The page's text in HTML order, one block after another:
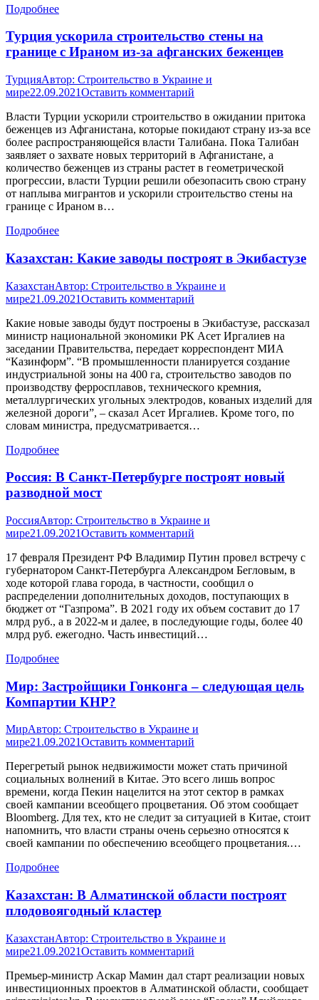
Подробнее
Турция ускорила строительство стены на
границе с Ираном из-за афганских беженцев
ТурцияАвтор: Строительство в Украине и
мире22.09.2021Оставить комментарий
Власти Турции ускорили строительство в ожидании притока
беженцев из Афганистана, которые покидают страну из-за все
более распространяющейся власти Талибана. Пока Талибан
заявляет о захвате новых территорий в Афганистане, а
количество беженцев из страны растет в геометрической
прогрессии, власти Турции решили обезопасить свою страну
от наплыва мигрантов и ускорили строительство стены на
границе с Ираном в…
Подробнее
Казахстан: Какие заводы построят в Экибастузе
КазахстанАвтор: Строительство в Украине и
мире21.09.2021Оставить комментарий
Какие новые заводы будут построены в Экибастузе, рассказал
министр национальной экономики РК Асет Иргалиев на
заседании Правительства, передает корреспондент МИА
“Казинформ”. “В промышленности планируется создание
индустриальной зоны на 400 га, строительство заводов по
производству ферросплавов, технического кремния,
металлургических угольных электродов, кованых изделий для
железной дороги”, – сказал Асет Иргалиев. Кроме того, по
словам министра, предусматривается…
Подробнее
Россия: В Санкт-Петербурге построят новый
разводной мост
РоссияАвтор: Строительство в Украине и
мире21.09.2021Оставить комментарий
17 февраля Президент РФ Владимир Путин провел встречу с
губернатором Санкт-Петербурга Александром Бегловым, в
ходе которой глава города, в частности, сообщил о
распределении дополнительных доходов, поступающих в
бюджет от “Газпрома”. В 2021 году их объем составит до 17
млрд руб., а в 2022-м и далее, в последующие годы, более 40
млрд руб. ежегодно. Часть инвестиций…
Подробнее
Мир: Застройщики Гонконга – следующая цель
Компартии КНР?
МирАвтор: Строительство в Украине и
мире21.09.2021Оставить комментарий
Перегретый рынок недвижимости может стать причиной
социальных волнений в Китае. Это всего лишь вопрос
времени, когда Пекин нацелится на этот сектор в рамках
своей кампании всеобщего процветания. Об этом сообщает
Bloomberg. Для тех, кто не следит за ситуацией в Китае, стоит
напомнить, что власти страны очень серьезно относятся к
своей кампании по обеспечению всеобщего процветания.…
Подробнее
Казахстан: В Алматинской области построят
плодовоягодный кластер
КазахстанАвтор: Строительство в Украине и
мире21.09.2021Оставить комментарий
Премьер-министр Аскар Мамин дал старт реализации новых
инвестиционных проектов в Алматинской области, сообщает